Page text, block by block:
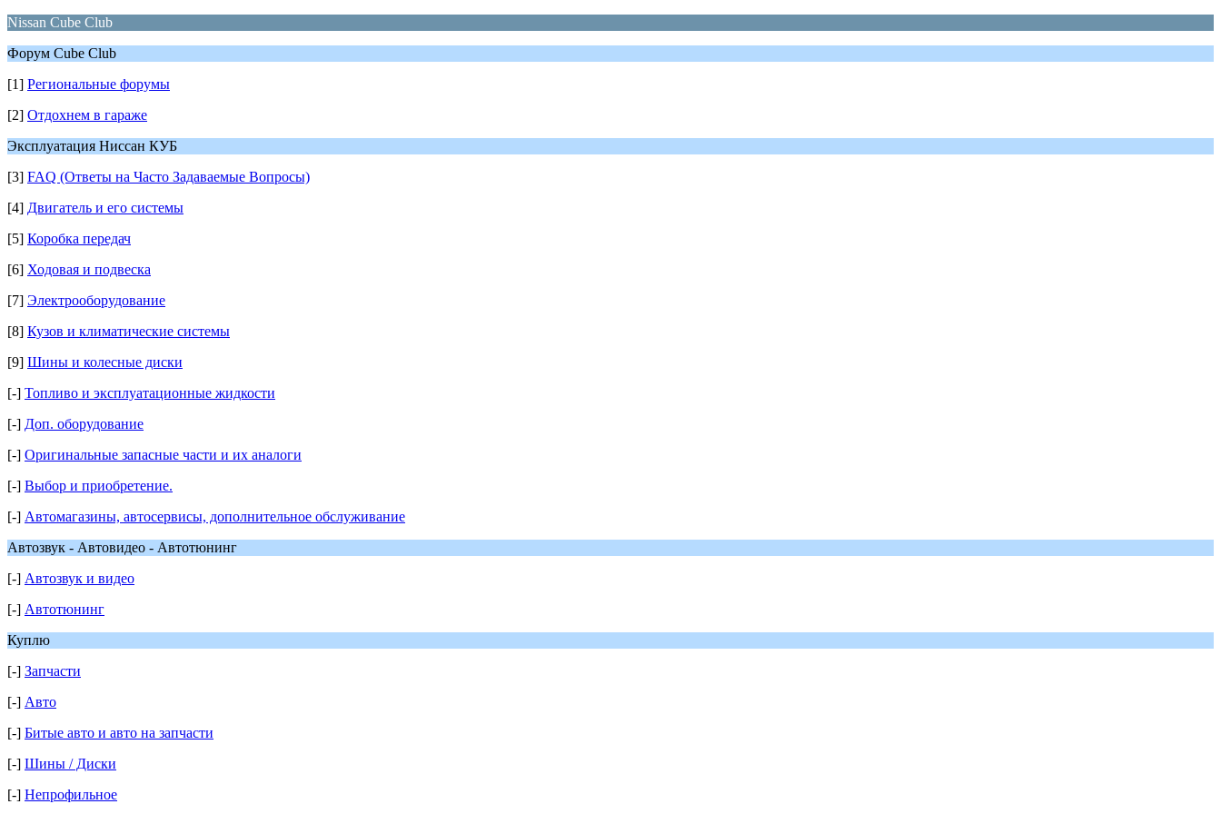
Nissan Cube Club
Форум Cube Club
[1] Региональные форумы
[2] Отдохнем в гараже
Эксплуатация Ниссан КУБ
[3] FAQ (Ответы на Часто Задаваемые Вопросы)
[4] Двигатель и его системы
[5] Коробка передач
[6] Ходовая и подвеска
[7] Электрооборудование
[8] Кузов и климатические системы
[9] Шины и колесные диски
[-] Топливо и эксплуатационные жидкости
[-] Доп. оборудование
[-] Оригинальные запасные части и их аналоги
[-] Выбор и приобретение.
[-] Автомагазины, автосервисы, дополнительное обслуживание
Автозвук - Автовидео - Автотюнинг
[-] Автозвук и видео
[-] Автотюнинг
Куплю
[-] Запчасти
[-] Авто
[-] Битые авто и авто на запчасти
[-] Шины / Диски
[-] Непрофильное